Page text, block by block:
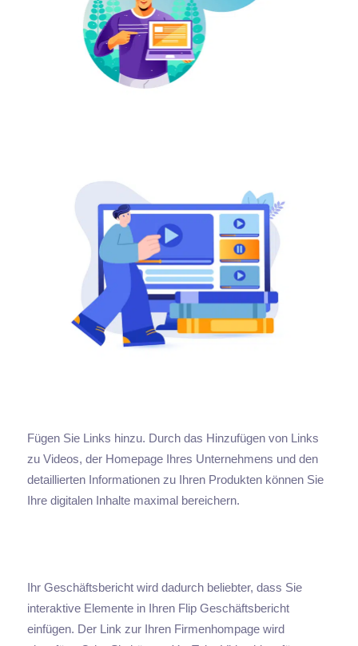
Fügen Sie Links hinzu. Durch das Hinzufügen von Links
zu Videos, der Homepage Ihres Unternehmens und den
detaillierten Informationen zu Ihren Produkten können Sie
Ihre digitalen Inhalte maximal bereichern.
Ihr Geschäftsbericht wird dadurch beliebter, dass Sie
interaktive Elemente in Ihren Flip Geschäftsbericht
einfügen. Der Link zur Ihren Firmenhompage wird